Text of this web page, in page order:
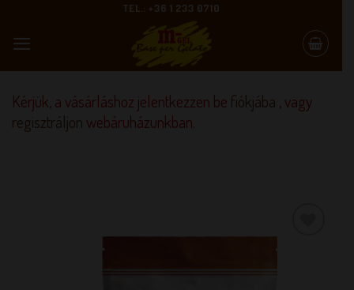
content
TEL.: +36 1 233 0710
Kérjük, a vásárláshoz jelentkezzen be fiókjába , vagy
regisztráljon webáruházunkban.